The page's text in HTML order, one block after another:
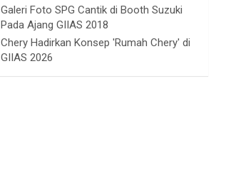
Galeri Foto SPG Cantik di Booth Suzuki
Pada Ajang GIIAS 2018
Chery Hadirkan Konsep 'Rumah Chery' di
GIIAS 2026